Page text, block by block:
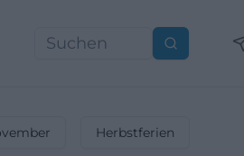
Suchen
Herbstferien